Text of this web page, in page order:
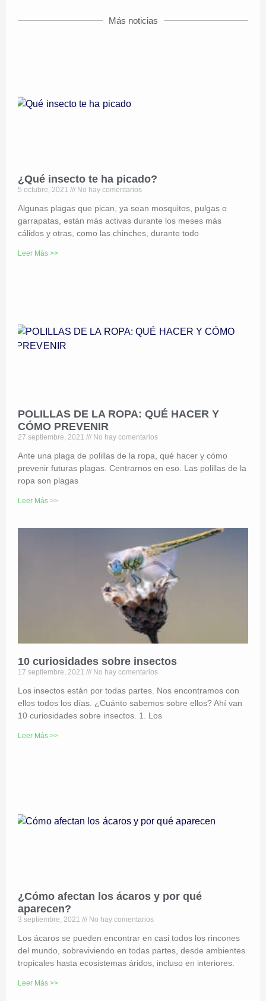
Más noticias
¿Qué insecto te ha picado?
5 octubre, 2021 No hay comentarios
Algunas plagas que pican, ya sean mosquitos, pulgas o
garrapatas, están más activas durante los meses más
cálidos y otras, como las chinches, durante todo
Leer Más >>
POLILLAS DE LA ROPA: QUÉ HACER Y
CÓMO PREVENIR
27 septiembre, 2021 No hay comentarios
Ante una plaga de polillas de la ropa, qué hacer y cómo
prevenir futuras plagas. Centrarnos en eso. Las polillas de la
ropa son plagas
Leer Más >>
10 curiosidades sobre insectos
17 septiembre, 2021 No hay comentarios
Los insectos están por todas partes. Nos encontramos con
ellos todos los días. ¿Cuánto sabemos sobre ellos? Ahí van
10 curiosidades sobre insectos. 1. Los
Leer Más >>
¿Cómo afectan los ácaros y por qué
aparecen?
3 septiembre, 2021 No hay comentarios
Los ácaros se pueden encontrar en casi todos los rincones
del mundo, sobreviviendo en todas partes, desde ambientes
tropicales hasta ecosistemas áridos, incluso en interiores.
Leer Más >>